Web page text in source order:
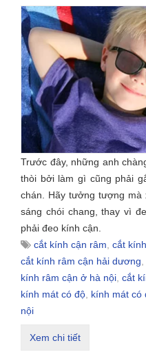
Trước đây, những anh
thòi bởi làm gì cũng phải
chán. Hãy tưởng tượng
sáng chói chang, thay vì
phải đeo kính cận.
cắt kính cận râm cắt
cắt kính râm cận hải dương
kính râm cận ở hà nội cắt
kính mát có độ kính mát có
nội
Xem chi tiết